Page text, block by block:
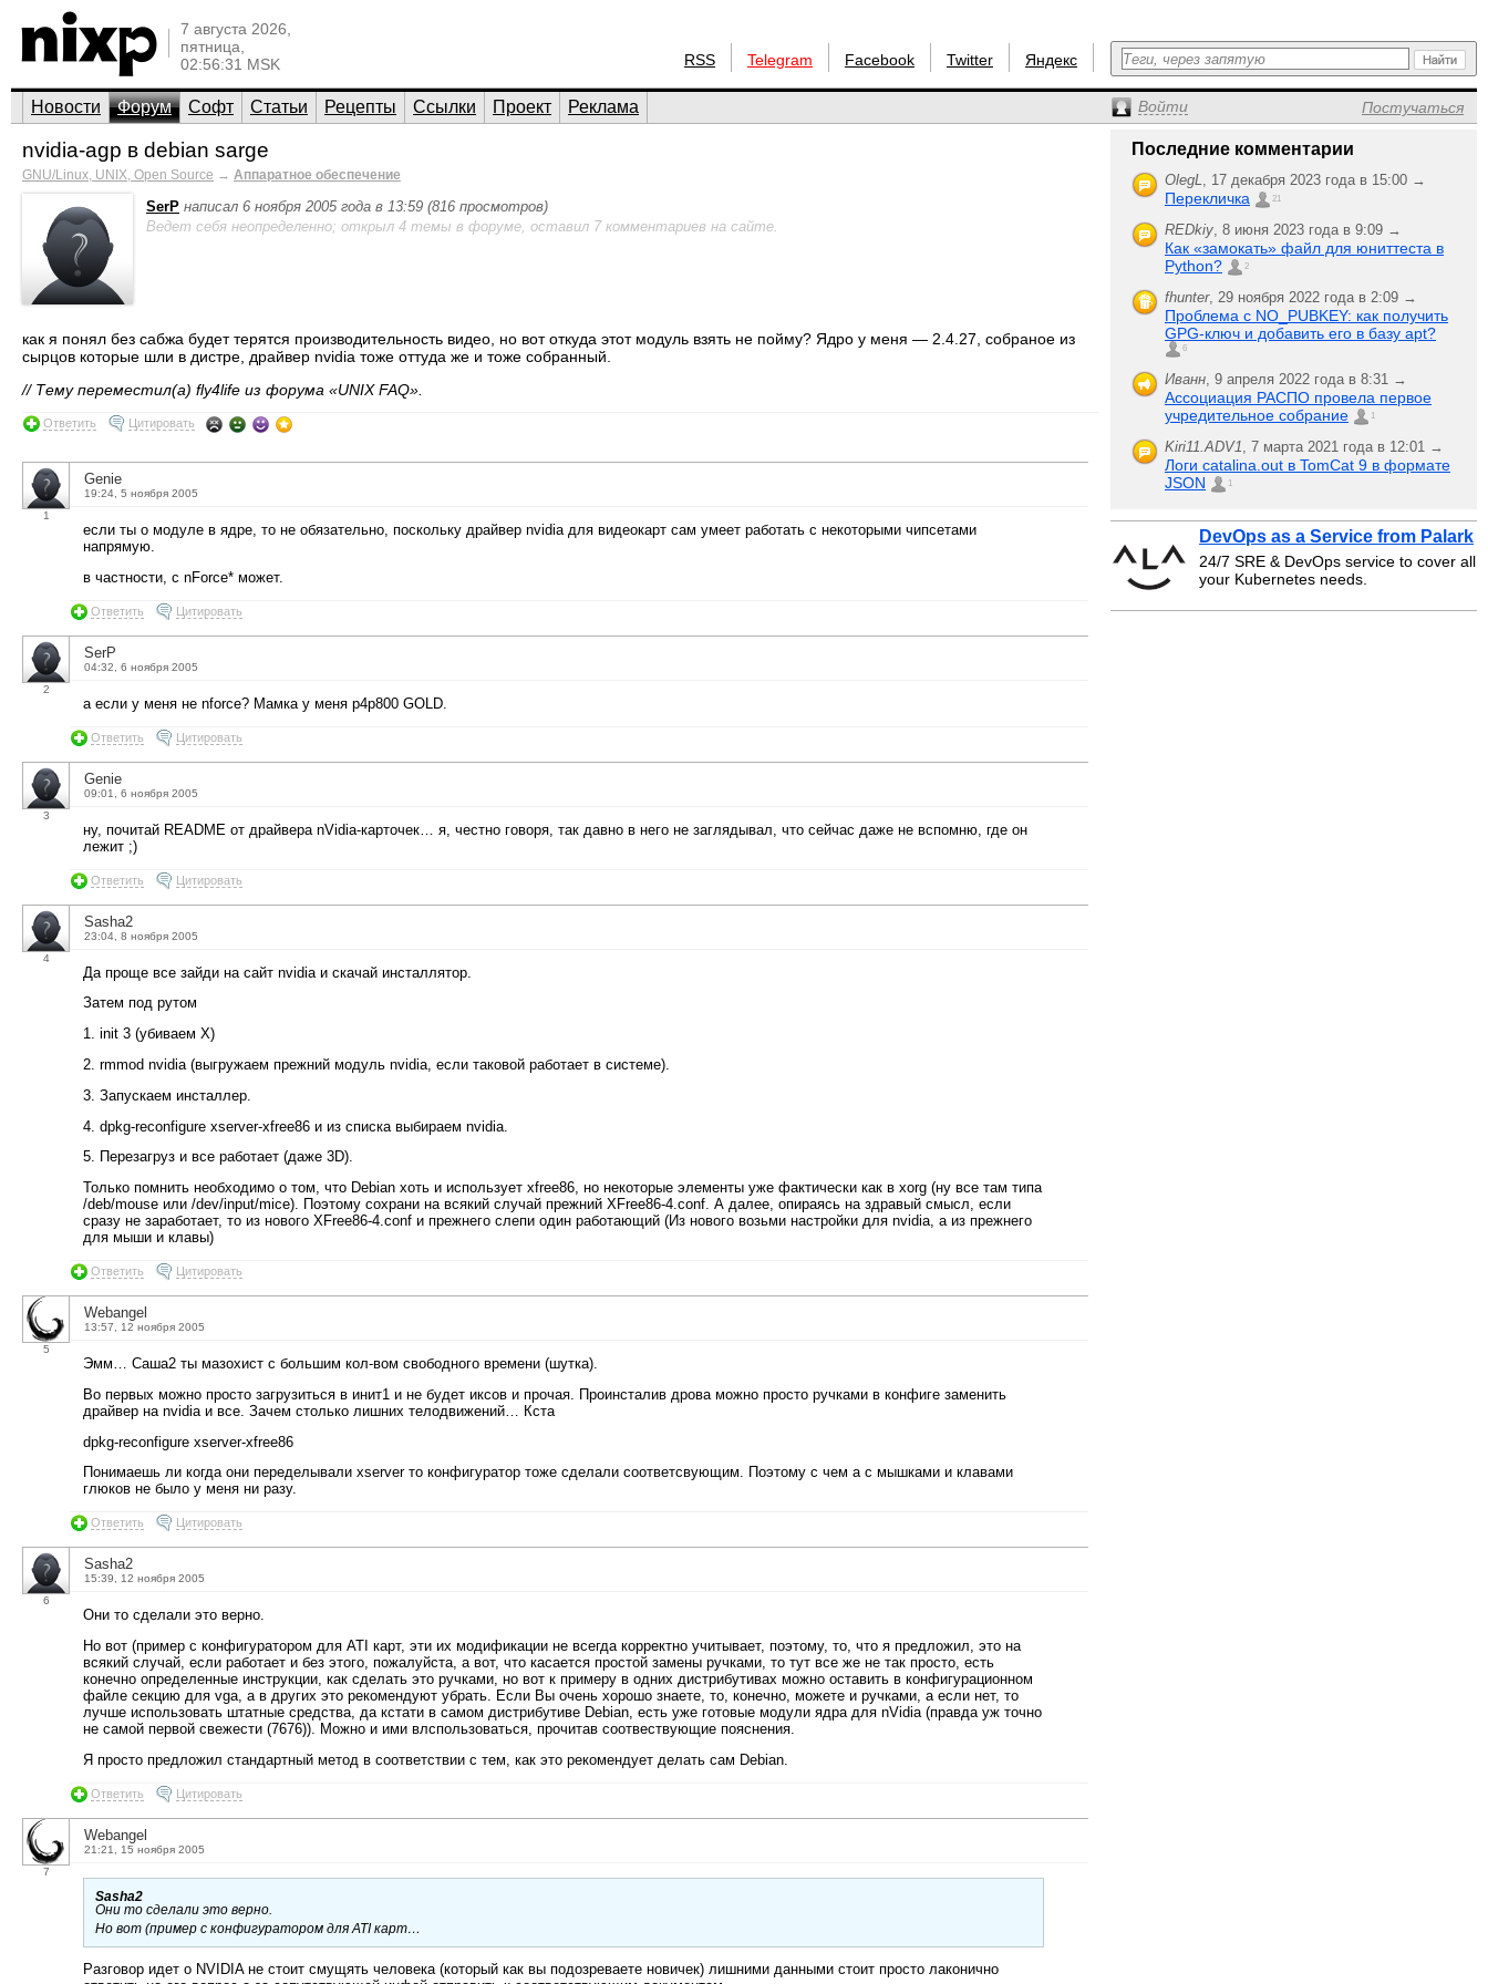
7 августа 2026,
пятница,
02:56:31 MSK
RSS Telegram Facebook Twitter Яндекс
Новости Форум Софт Статьи Рецепты Ссылки Проект Реклама Войти Постучаться
nvidia-agp в debian sarge
GNU/Linux, UNIX, Open Source → Аппаратное обеспечение
SerP написал 6 ноября 2005 года в 13:59 (816 просмотров)
Ведет себя неопределенно; открыл 4 темы в форуме, оставил 7 комментариев на сайте.
как я понял без сабжа будет терятся производительность видео, но вот откуда этот модуль взять не пойму? Ядро у меня — 2.4.27, собраное из
сырцов которые шли в дистре, драйвер nvidia тоже оттуда же и тоже собранный.
// Тему переместил(а) fly4life из форума «UNIX FAQ».
Ответить Цитировать
1
Genie
19:24, 5 ноября 2005
если ты о модуле в ядре, то не обязательно, поскольку драйвер nvidia для видеокарт сам умеет работать с некоторыми чипсетами
напрямую.
в частности, с nForce* может.
Ответить Цитировать
2
SerP
04:32, 6 ноября 2005
а если у меня не nforce? Мамка у меня p4p800 GOLD.
Ответить Цитировать
3
Genie
09:01, 6 ноября 2005
ну, почитай README от драйвера nVidia-карточек… я, честно говоря, так давно в него не заглядывал, что сейчас даже не вспомню, где он
лежит ;)
Ответить Цитировать
4
Sasha2
23:04, 8 ноября 2005
Да проще все зайди на сайт nvidia и скачай инсталлятор.
Затем под рутом
1. init 3 (убиваем X)
2. rmmod nvidia (выгружаем прежний модуль nvidia, если таковой работает в системе).
3. Запускаем инсталлер.
4. dpkg-reconfigure xserver-xfree86 и из списка выбираем nvidia.
5. Перезагруз и все работает (даже 3D).
Только помнить необходимо о том, что Debian хоть и использует xfree86, но некоторые элементы уже фактически как в xorg (ну все там типа
/deb/mouse или /dev/input/mice). Поэтому сохрани на всякий случай прежний XFree86-4.conf. А далее, опираясь на здравый смысл, если
сразу не заработает, то из нового XFree86-4.conf и прежнего слепи один работающий (Из нового возьми настройки для nvidia, а из прежнего
для мыши и клавы)
Ответить Цитировать
5
Webangel
13:57, 12 ноября 2005
Эмм… Саша2 ты мазохист с большим кол-вом свободного времени (шутка).
Во первых можно просто загрузиться в инит1 и не будет иксов и прочая. Проинсталив дрова можно просто ручками в конфиге заменить
драйвер на nvidia и все. Зачем столько лишних телодвижений… Кста
dpkg-reconfigure xserver-xfree86
Понимаешь ли когда они переделывали xserver то конфигуратор тоже сделали соответсвующим. Поэтому с чем а с мышками и клавами
глюков не было у меня ни разу.
Ответить Цитировать
6
Sasha2
15:39, 12 ноября 2005
Они то сделали это верно.
Но вот (пример с конфигуратором для ATI карт, эти их модификации не всегда корректно учитывает, поэтому, то, что я предложил, это на
всякий случай, если работает и без этого, пожалуйста, а вот, что касается простой замены ручками, то тут все же не так просто, есть
конечно определенные инструкции, как сделать это ручками, но вот к примеру в одних дистрибутивах можно оставить в конфигурационном
файле секцию для vga, а в других это рекомендуют убрать. Если Вы очень хорошо знаете, то, конечно, можете и ручками, а если нет, то
лучше использовать штатные средства, да кстати в самом дистрибутиве Debian, есть уже готовые модули ядра для nVidia (правда уж точно
не самой первой свежести (7676)). Можно и ими влспользоваться, прочитав соотвествующие пояснения.
Я просто предложил стандартный метод в соответствии с тем, как это рекомендует делать сам Debian.
Ответить Цитировать
7
Webangel
21:21, 15 ноября 2005
Sasha2
Они то сделали это верно.
Но вот (пример с конфигуратором для ATI карт…
Разговор идет о NVIDIA не стоит смущять человека (который как вы подозреваете новичек) лишними данными стоит просто лаконично
Последние комментарии
OlegL, 17 декабря 2023 года в 15:00 →
Перекличка 21
REDkiy, 8 июня 2023 года в 9:09 →
Как «замокать» файл для юниттеста в
Python?
2
fhunter, 29 ноября 2022 года в 2:09 →
Проблема с NO_PUBKEY: как получить
GPG-ключ и добавить его в базу apt?
6
Иванн, 9 апреля 2022 года в 8:31 →
Ассоциация РАСПО провела первое
учредительное собрание
1
Kiri11.ADV1, 7 марта 2021 года в 12:01 →
Логи catalina.out в TomCat 9 в формате
JSON
1
DevOps as a Service from Palark
24/7 SRE & DevOps service to cover all
your Kubernetes needs.